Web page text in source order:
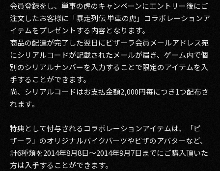
2018
2017
2016
2015
2014
2012
2011
会員登録をし、単車の虎のキャンペーンにエントリー後にご
注文したお客様に「暴走列伝 単車の虎」コラボレーションア
イテムをプレゼントする内容となります。
商品の配達が完了した翌日にピザーラ会員メールアドレス宛
にシリアルコードが記載されたメールが届き、ゲーム内で個
別のシリアルナンバーを入力することで限定のアイテムを入
手することができます。
尚、シリアルコードはお支払金額2,000円毎につき1つ配布さ
れます。
特典として付与されるコラボレーションアイテムは、「ピ
ザーラ」のオリジナルバイクパーツやピザのアバターなど、
計6種類を2014年8月8日～2014年9月7日までにご購入頂いた
方は入手することができます。